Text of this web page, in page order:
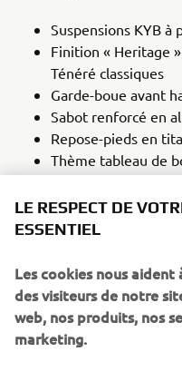
Suspensions KYB
Finition « Heritage
Ténéré classiques
Garde-boue avant
Sabot renforcé en
Repose-pieds en
Thème tableau de
NOUVELLE
LE RESPECT DE
ESSENTIEL
Les cookies nous
des visiteurs de notre
web, nos produits, nos
marketing.